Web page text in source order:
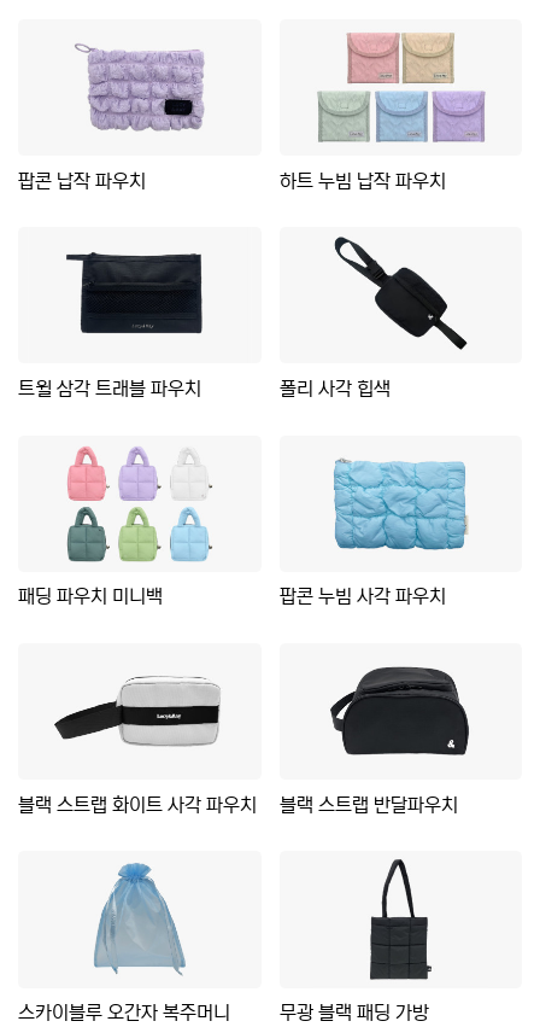
팝콘 납작 파우치 하트 누빔 납작 파우치
트윌 삼각 트래블 파우치 폴리 사각 힙색
패딩 파우치 미니백 팝콘 누빔 사각 파우치
블랙 스트랩 화이트 사각 파우치 블랙 스트랩 반달파우치
스카이블루 오간자 복주머니 무광 블랙 패딩 가방